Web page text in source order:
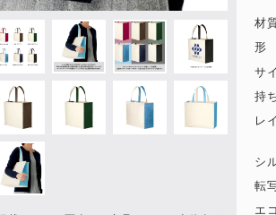
材
形
サ
持
レ
シ
転
エ